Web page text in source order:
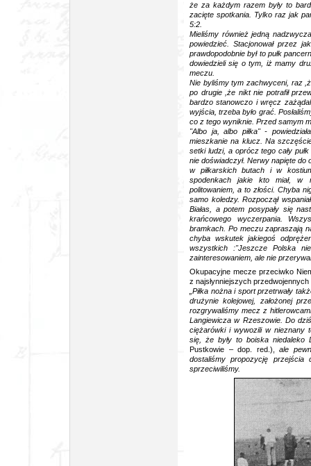
że za każdym razem były to
zacięte spotkania. Tylko raz jak
5:2.
Mieliśmy również jedną
powiedzieć. Stacjonował przez
prawdopodobnie był to pułk
dowiedzieli się o tym, iż mamy
meczu.
Nie byliśmy tym zachwyceni, raz
po drugie ,że nikt nie potrafił
bardzo stanowczo i wręcz
wyjścia, trzeba było grać.
co z tego wyniknie. Przed samym
"Albo ja, albo piłka" -
mieszkanie na klucz. Na
setki ludzi, a oprócz tego cały
nie doświadczył. Nerwy napięte
w piłkarskich butach i w
spodenkach jakie kto miał, w
politowaniem, a to złości.Chyba
samo koledzy. Rozpoczął
Białas, a potem posypały się
krańcowego wyczerpania.
bramkach. Po meczu zapraszają
chyba wskutek jakiegoś
wszystkich :"Jeszcze Polska
zainteresowaniem, ale nie
Okupacyjne mecze przeciwko
z najsłynniejszych przedwojennych
„Piłka nożna i sport przetrwały
drużynie kolejowej, założonej
rozgrywaliśmy mecz z
Langiewicza w Rzeszowie. Do
ciężarówki i wywozili w nieznany
się, że były to boiska niedaleko
Pustkowie – dop. red.),ale
dostaliśmy propozycję
sprzeciwiliśmy.